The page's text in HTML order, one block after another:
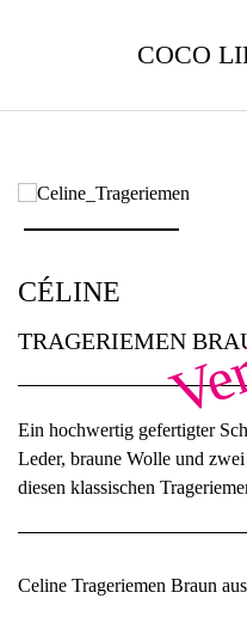
COCO
CÉLINE
TRAGERIEMEN
Ein hochwertig gefertigter
Leder, braune Wolle und
diesen klassischen
Celine Trageriemen Braun